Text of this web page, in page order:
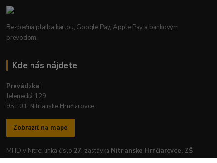
Bezpečná platba kartou, Google Pay, Apple Pay a bankovým
prevodom.
Kde nás nájdete
Prevádzka:
Jelenecká 129
951 01, Nitrianske Hrnčiarovce
Zobraziť na mape
MHD v Nitre: linka číslo 27, zastávka Nitrianske Hrnčiarovce, ZŠ